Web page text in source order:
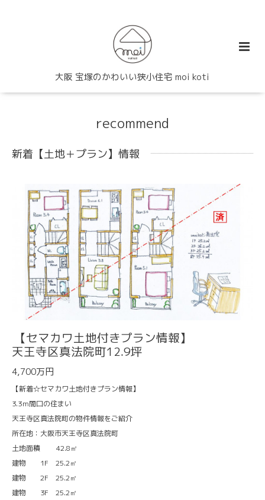
大阪 宝塚のかわいい狭小住宅 moi koti
recommend
新着【土地＋プラン】情報
【セマカワ土地付きプラン情報】
天王寺区真法院町12.9坪
4,700万円
【新着☆セマカワ土地付きプラン情報】
3.3ｍ間口の住まい
天王寺区真法院町の物件情報をご紹介
所在地：大阪市天王寺区真法院町
土地面積 42.8㎡
建物 1F 25.2㎡
建物 2F 25.2㎡
建物 3F 25.2㎡